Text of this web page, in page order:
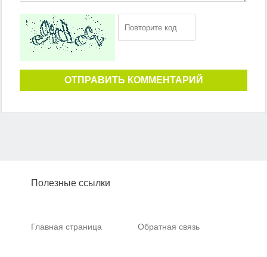
ОТПРАВИТЬ КОММЕНТАРИЙ
Полезные ссылки
Главная страница Обратная связь